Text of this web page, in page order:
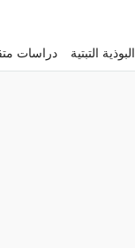
البوذية التبتية دراسات